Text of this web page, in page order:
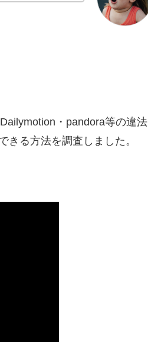
・pandora等の違法
る方法を調査しました。